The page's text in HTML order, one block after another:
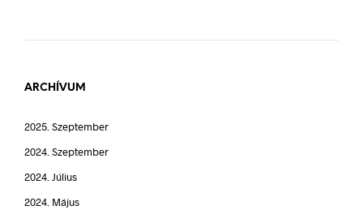
ARCHÍVUM
2025. Szeptember
2024. Szeptember
2024. Július
2024. Május